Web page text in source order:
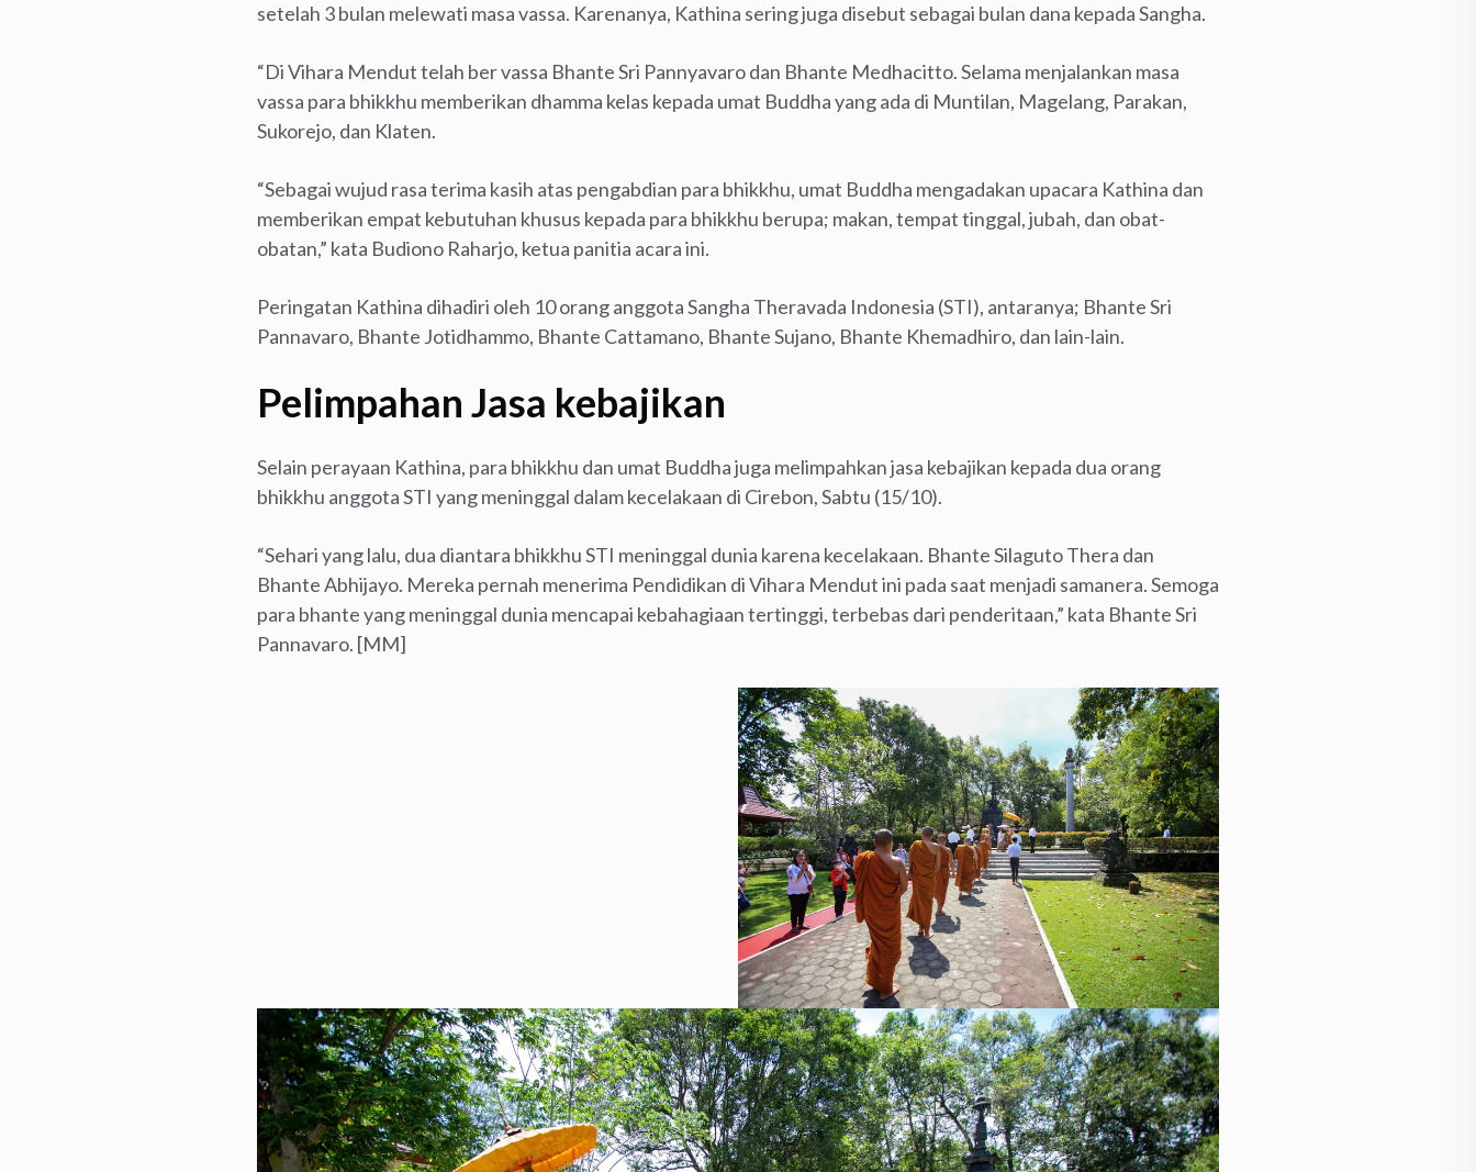
setelah 3 bulan melewati masa vassa. Karenanya, Kathina sering juga disebut sebagai bulan dana kepada Sangha.
“Di Vihara Mendut telah ber vassa Bhante Sri Pannyavaro dan Bhante Medhacitto. Selama menjalankan masa
vassa para bhikkhu memberikan dhamma kelas kepada umat Buddha yang ada di Muntilan, Magelang, Parakan,
Sukorejo, dan Klaten.
“Sebagai wujud rasa terima kasih atas pengabdian para bhikkhu, umat Buddha mengadakan upacara Kathina dan
memberikan empat kebutuhan khusus kepada para bhikkhu berupa; makan, tempat tinggal, jubah, dan obat-
obatan,” kata Budiono Raharjo, ketua panitia acara ini.
Peringatan Kathina dihadiri oleh 10 orang anggota Sangha Theravada Indonesia (STI), antaranya; Bhante Sri
Pannavaro, Bhante Jotidhammo, Bhante Cattamano, Bhante Sujano, Bhante Khemadhiro, dan lain-lain.
Pelimpahan Jasa kebajikan
Selain perayaan Kathina, para bhikkhu dan umat Buddha juga melimpahkan jasa kebajikan kepada dua orang
bhikkhu anggota STI yang meninggal dalam kecelakaan di Cirebon, Sabtu (15/10).
“Sehari yang lalu, dua diantara bhikkhu STI meninggal dunia karena kecelakaan. Bhante Silaguto Thera dan
Bhante Abhijayo. Mereka pernah menerima Pendidikan di Vihara Mendut ini pada saat menjadi samanera. Semoga
para bhante yang meninggal dunia mencapai kebahagiaan tertinggi, terbebas dari penderitaan,” kata Bhante Sri
Pannavaro. [MM]